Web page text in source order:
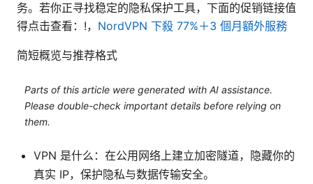
务。若你正寻找稳定的隐私保护工具，下面的促销链接值
得点击查看：!， NordVPN 下殺 77%＋3 個月額外服務
简短概览与推荐格式
Parts of this article were generated with AI assistance.
Please double-check important details before relying on
them.
VPN 是什么：在公用网络上建立加密隧道，隐藏你的
真实 IP，保护隐私与数据传输安全。